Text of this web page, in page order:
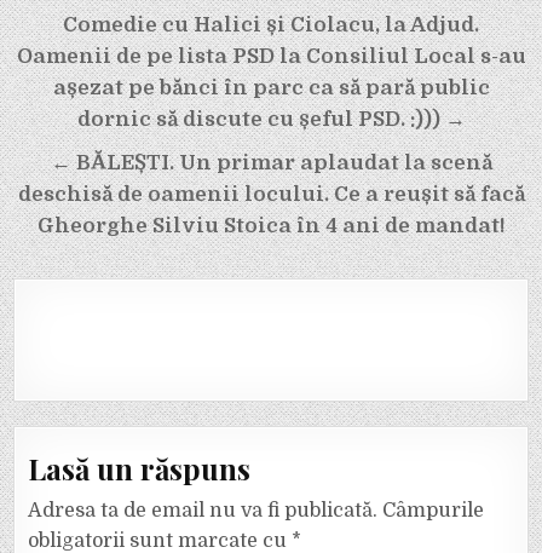
Navigare
în
articole
Comedie cu Halici și Ciolacu, la Adjud.
Oamenii de pe lista PSD la Consiliul Local s-au
așezat pe bănci în parc ca să pară public
dornic să discute cu șeful PSD. :))) →
← BĂLEȘTI. Un primar aplaudat la scenă
deschisă de oamenii locului. Ce a reușit să facă
Gheorghe Silviu Stoica în 4 ani de mandat!
Lasă un răspuns
Adresa ta de email nu va fi publicată. Câmpurile
obligatorii sunt marcate cu *